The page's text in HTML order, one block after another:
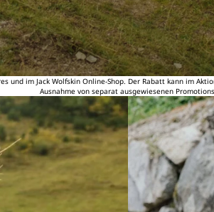
und im Jack Wolfskin Online-Shop. Der Rabatt kann im
Ausnahme von separat ausgewiesenen